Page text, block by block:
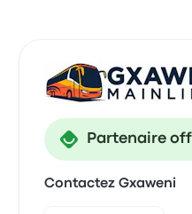
Partenaire
Contactez Gxaweni